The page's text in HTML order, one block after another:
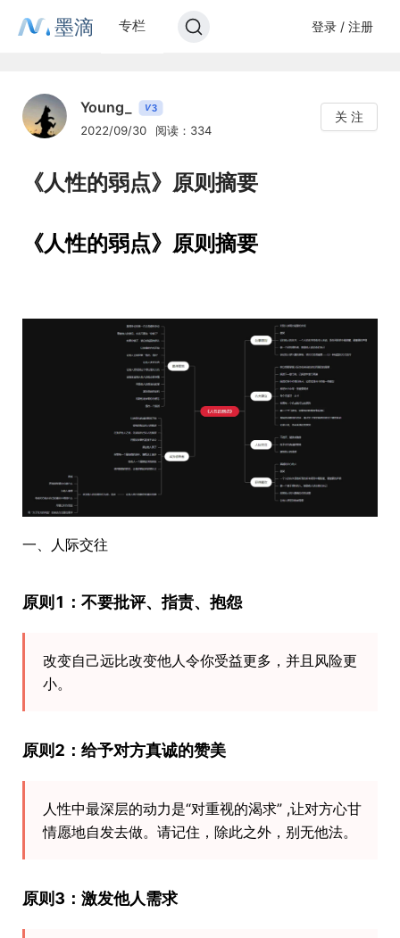
墨滴 专栏 登录 / 注册
Young_ V3
2022/09/30 阅读：334
关 注
《人性的弱点》原则摘要
《人性的弱点》原则摘要
一、人际交往
原则1：不要批评、指责、抱怨
改变自己远比改变他人令你受益更多，并且风险更
小。
原则2：给予对方真诚的赞美
人性中最深层的动力是“对重视的渴求” ,让对方心甘
情愿地自发去做。请记住，除此之外，别无他法。
原则3：激发他人需求